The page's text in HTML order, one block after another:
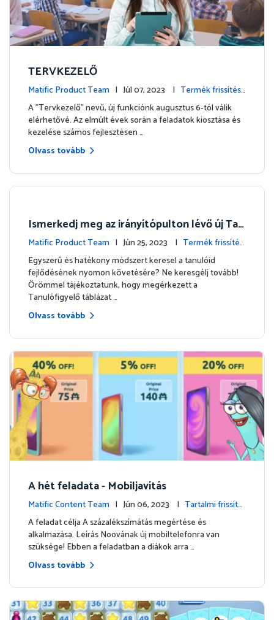
TERVKEZELŐ
Matific Product Team | Júl 07, 2023 | Termék frissítése
k
A "Tervkezelő" nevű, új funkciónk augusztus 6-tól válik
elérhetővé. Az elmúlt évek során a feladatok kiosztása és
kezelése számos fejlesztésen …
Olvass tovább
Ismerkedj meg az irányítópulton lévő új Tan
ulófigyelő táblázattal!
Matific Product Team | Jún 25, 2023 | Termék frissítés
ek
Egyszerű és hatékony módszert keresel a tanulóid
fejlődésének nyomon követésére? Ne keresgélj tovább!
Örömmel tájékoztatunk, hogy megérkezett a
Tanulófigyelő táblázat …
Olvass tovább
A hét feladata - Mobiljavítás
Matific Content Team | Jún 06, 2023 | Tartalmi frissíté
sek
A feladat célja A százalékszímátás megértése és
alkalmazása. Leírás Noovának új mobiltelefonra van
szüksége! Ebben a feladatban a diákok arra …
Olvass tovább